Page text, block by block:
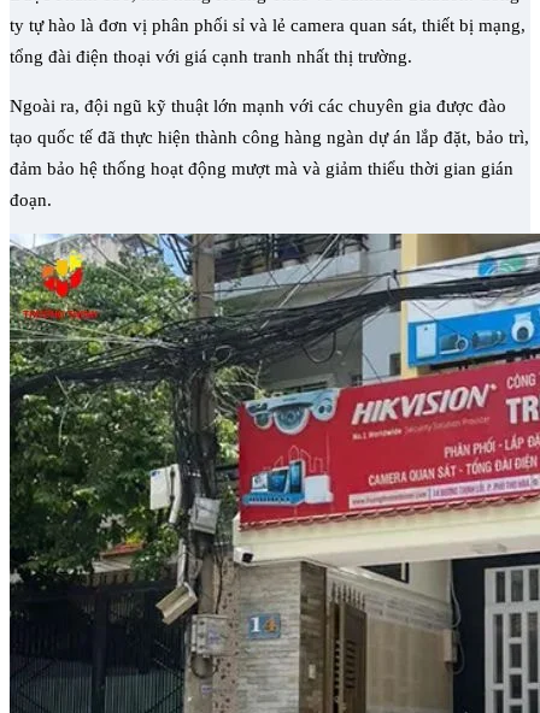
ty tự hào là đơn vị phân phối sỉ và lẻ camera quan sát, thiết bị mạng,
tổng đài điện thoại với giá cạnh tranh nhất thị trường.
Ngoài ra, đội ngũ kỹ thuật lớn mạnh với các chuyên gia được đào
tạo quốc tế đã thực hiện thành công hàng ngàn dự án lắp đặt, bảo trì,
đảm bảo hệ thống hoạt động mượt mà và giảm thiểu thời gian gián
đoạn.